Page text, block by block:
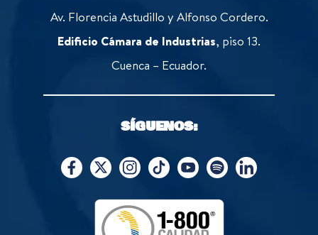
Av. Florencia Astudillo y Alfonso Cordero.
Edificio Cámara de Industrias, piso 13.
Cuenca – Ecuador.
SÍGUENOS: